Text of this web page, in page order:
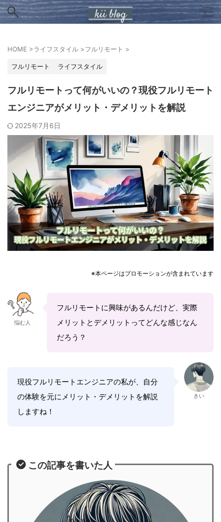
HOME >ライフスタイル >フルリモート >
フルリモート ライフスタイル
フルリモートって何がいいの？現役フルリモート
エンジニアがメリット・デメリットを解説
2025年7月6日
※本ページはプロモーションが含まれています
悩む人
フルリモートに興味があるんだけど、実際
メリットとデメリットってどんな感じなん
だろう？
現役フルリモートエンジニアの私が、自分
の体験を元にメリット・デメリットを解説
しますね！
きい
この記事を書いた人